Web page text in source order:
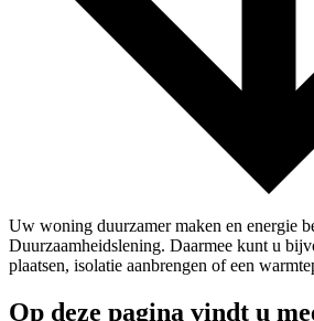
Uw woning duurzamer maken en energie
Duurzaamheidslening. Daarmee kunt u
plaatsen, isolatie aanbrengen of een
Op deze pagina vindt u